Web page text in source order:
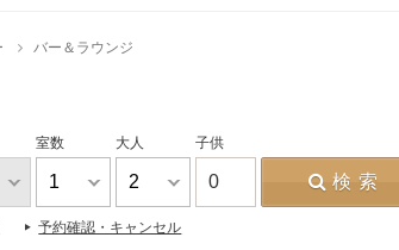
バー＆ラウンジ
室数 大人 子供
0 検索
予約確認・キャンセル